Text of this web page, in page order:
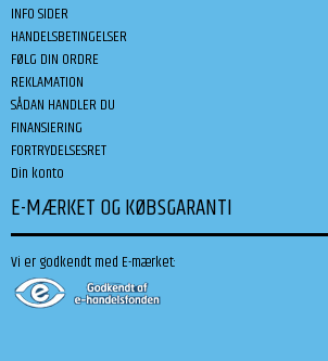
INFO SIDER
HANDELSBETINGELSER
FØLG DIN ORDRE
REKLAMATION
SÅDAN HANDLER DU
FINANSIERING
FORTRYDELSESRET
Din konto
E-MÆRKET OG KØBSGARANTI
Vi er godkendt med E-mærket: